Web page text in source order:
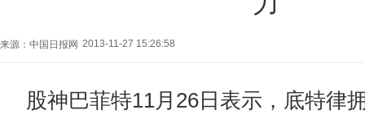
来源：中国日报网 2013-11-27 15:26:58
股神巴菲特11月26日表示，底特律